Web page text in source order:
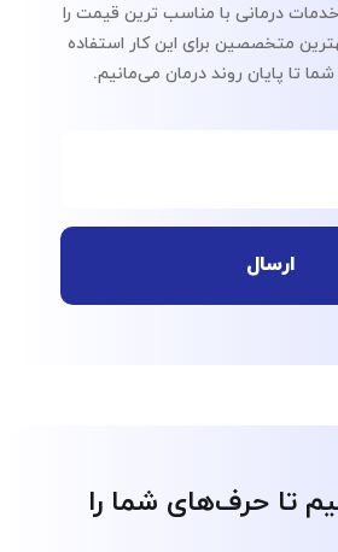
درمانی با مناسب ترین قیمت را
متخصصین برای این کار استفاده
تا پایان روند درمان می‌مانیم.
ارسال
تا حرف‌های شما را